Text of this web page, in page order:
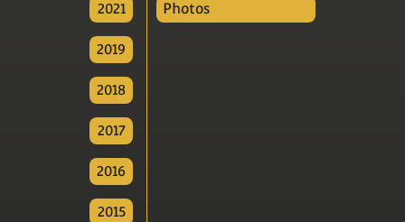
2021
2019
2018
2017
2016
2015
Photos